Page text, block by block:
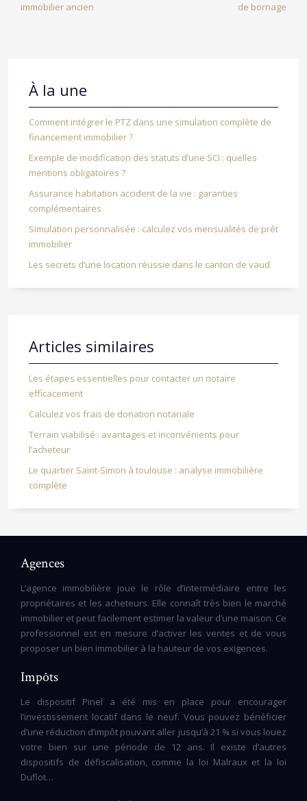
immobilier ancien
de bornage
À la une
Comment intégrer le PTZ dans une simulation complète de
financement immobilier ?
Exemple de modification des statuts d’une SCI : quelles
mentions obligatoires ?
Assurance habitation accident de la vie : garanties
complémentaires
Simulation personnalisée : calculez vos mensualités de prêt
immobilier
Les secrets d’une location réussie dans le canton de vaud
Articles similaires
Les étapes essentielles pour contacter un notaire
efficacement
Calculez vos frais de donation notariale
Terrain viabilisé : avantages et inconvénients pour
l’acheteur
Le quartier Saint-Simon à toulouse : analyse immobilière
complète
Agences
L’agence immobilière joue le rôle d’intermédiaire entre les
propriétaires et les acheteurs. Elle connaît très bien le marché
immobilier et peut facilement estimer la valeur d’une maison. Ce
professionnel est en mesure d’activer les ventes et de vous
proposer un bien immobilier à la hauteur de vos exigences.
Impôts
Le dispositif Pinel a été mis en place pour encourager
l’investissement locatif dans le neuf. Vous pouvez bénéficier
d’une réduction d’impôt pouvant aller jusqu’à 21 % si vous louez
votre bien sur une période de 12 ans. Il existe d’autres
dispositifs de défiscalisation, comme la loi Malraux et la loi
Duflot…